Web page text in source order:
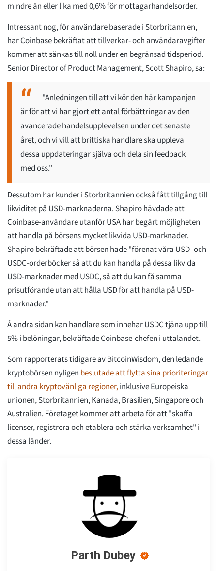
mindre än eller lika med 0,6% för mottagarhandelsorder.
Intressant nog, för användare baserade i Storbritannien,
har Coinbase bekräftat att tillverkar- och användaravgifter
kommer att sänkas till noll under en begränsad tidsperiod.
Senior Director of Product Management, Scott Shapiro, sa:
"Anledningen till att vi kör den här kampanjen
är för att vi har gjort ett antal förbättringar av den
avancerade handelsupplevelsen under det senaste
året, och vi vill att brittiska handlare ska uppleva
dessa uppdateringar själva och dela sin feedback
med oss."
Dessutom har kunder i Storbritannien också fått tillgång till
likviditet på USD-marknaderna. Shapiro hävdade att
Coinbase-användare utanför USA har begärt möjligheten
att handla på börsens mycket likvida USD-marknader.
Shapiro bekräftade att börsen hade "förenat våra USD- och
USDC-orderböcker så att du kan handla på dessa likvida
USD-marknader med USDC, så att du kan få samma
prisutförande utan att hålla USD för att handla på USD-
marknader."
Å andra sidan kan handlare som innehar USDC tjäna upp till
5% i belöningar, bekräftade Coinbase-chefen i uttalandet.
Som rapporterats tidigare av BitcoinWisdom, den ledande
kryptobörsen nyligenbeslutade att flytta sina prioriteringar
till andra kryptovänliga regioner,inklusive Europeiska
unionen, Storbritannien, Kanada, Brasilien, Singapore och
Australien. Företaget kommer att arbeta för att "skaffa
licenser, registrera och etablera och stärka verksamhet" i
dessa länder.
Parth Dubey